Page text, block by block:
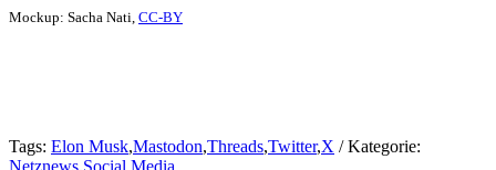
Mockup: Sacha Nati, CC-BY
Tags: Elon Musk,Mastodon,Threads,Twitter,X / Kategorie: